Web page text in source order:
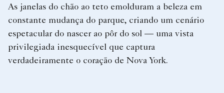
As janelas do chão ao teto emolduram a beleza em
constante mudança do parque, criando um cenário
espetacular do nascer ao pôr do sol — uma vista
privilegiada inesquecível que captura
verdadeiramente o coração de Nova York.